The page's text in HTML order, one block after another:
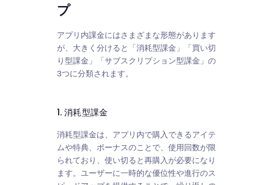
プ
アプリ内課金にはさまざまな形態があります
が、大きく分けると「消耗型課金」「買い切
り型課金」「サブスクリプション型課金」の
3つに分類されます。
1. 消耗型課金
消耗型課金は、アプリ内で購入できるアイテ
ムや特典、ボーナスのことで、使用回数が限
られており、使い切ると再購入が必要になり
ます。ユーザーに一時的な優位性や進行のス